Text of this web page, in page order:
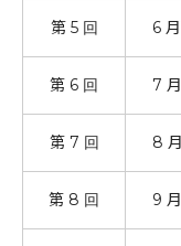
第 5 回 6 月
第 6 回 7 月
第 7 回 8 月
第 8 回 9 月